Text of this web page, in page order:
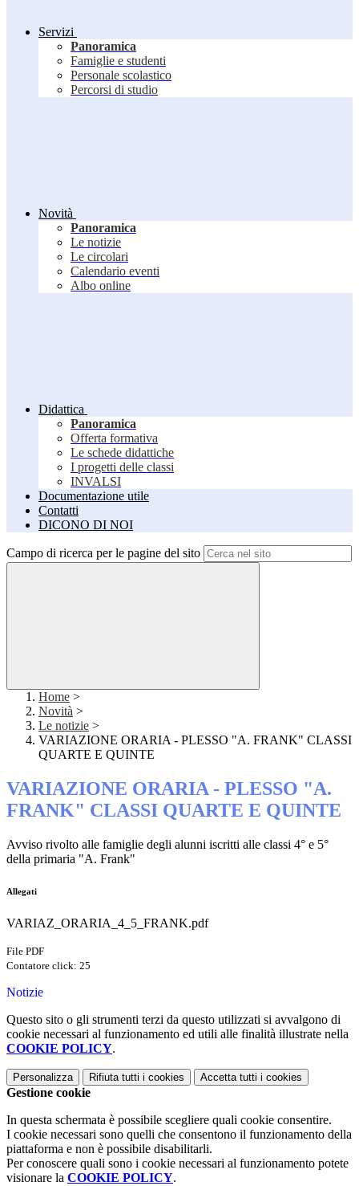
Servizi
Panoramica
Famiglie e studenti
Personale scolastico
Percorsi di studio
Novità
Panoramica
Le notizie
Le circolari
Calendario eventi
Albo online
Didattica
Panoramica
Offerta formativa
Le schede didattiche
I progetti delle classi
INVALSI
Documentazione utile
Contatti
DICONO DI NOI
Campo di ricerca per le pagine del sito
Home >
Novità >
Le notizie >
VARIAZIONE ORARIA - PLESSO "A. FRANK" CLASSI
QUARTE E QUINTE
VARIAZIONE ORARIA - PLESSO "A.
FRANK" CLASSI QUARTE E QUINTE
Avviso rivolto alle famiglie degli alunni iscritti alle classi 4° e 5°
della primaria "A. Frank"
Allegati
VARIAZ_ORARIA_4_5_FRANK.pdf
File PDF
Contatore click: 25
Notizie
Questo sito o gli strumenti terzi da questo utilizzati si avvalgono di
cookie necessari al funzionamento ed utili alle finalità illustrate nella
COOKIE POLICY.
Personalizza Rifiuta tutti i cookies Accetta tutti i cookies
Gestione cookie
In questa schermata è possibile scegliere quali cookie consentire.
I cookie necessari sono quelli che consentono il funzionamento della
piattaforma e non è possibile disabilitarli.
Per conoscere quali sono i cookie necessari al funzionamento potete
visionare la COOKIE POLICY.